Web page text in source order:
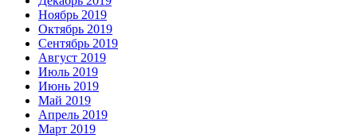
Ноябрь 2019
Октябрь 2019
Сентябрь 2019
Август 2019
Июль 2019
Июнь 2019
Май 2019
Апрель 2019
Март 2019